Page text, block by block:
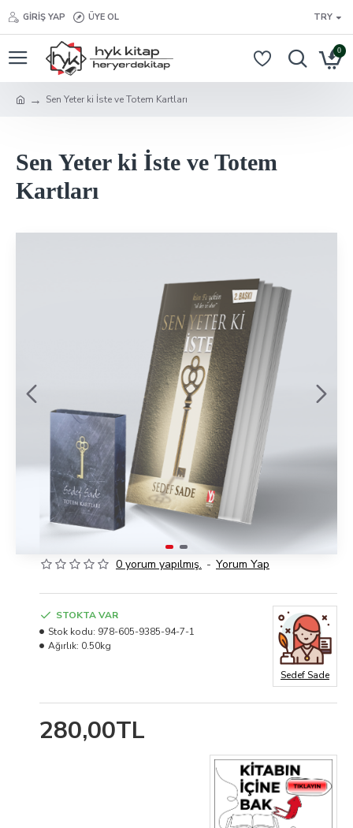
GIRIŞ YAP ÜYE OL TRY
0
Sen Yeter ki İste ve Totem Kartları
Sen Yeter ki İste ve Totem
Kartları
0 yorum yapılmış. - Yorum Yap
280,00TL
STOKTA VAR
Stok kodu: 978-605-9385-94-7-1
Ağırlık: 0.50kg
Sedef Sade